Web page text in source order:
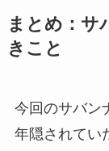
まとめ：サ
きこと
今回のサバン
年隠されてい